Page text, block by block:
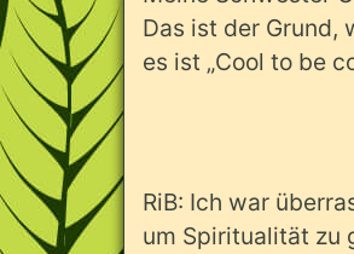
Das ist der Grund,
es ist „Cool to be
RiB: Ich war
um Spiritualität zu